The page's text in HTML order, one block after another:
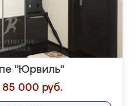
"Юрвиль"
85 000 руб.